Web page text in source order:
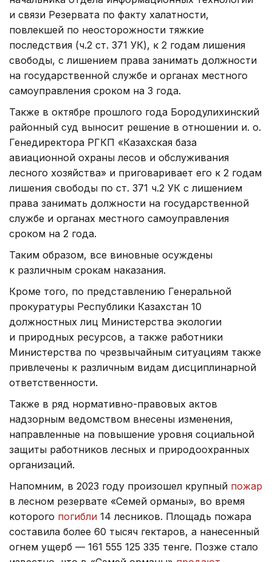
и связи Резервата по факту халатности,
повлекшей по неосторожности тяжкие
последствия (ч.2 ст. 371 УК), к 2 годам лишения
свободы, с лишением права занимать должности
на государственной службе и органах местного
самоуправления сроком на 3 года.
Также в октябре прошлого года Бородулихинский
районный суд выносит решение в отношении и. о.
Генедиректора РГКП «Казахская база
авиационной охраны лесов и обслуживания
лесного хозяйства» и приговаривает его к 2 годам
лишения свободы по ст. 371 ч.2 УК с лишением
права занимать должности на государственной
службе и органах местного самоуправления
сроком на 2 года.
Таким образом, все виновные осуждены
к различным срокам наказания.
Кроме того, по представлению Генеральной
прокуратуры Республики Казахстан 10
должностных лиц Министерства экологии
и природных ресурсов, а также работники
Министерства по чрезвычайным ситуациям также
привлечены к различным видам дисциплинарной
ответственности.
Также в ряд нормативно-правовых актов
надзорным ведомством внесены изменения,
направленные на повышение уровня социальной
защиты работников лесных и природоохранных
организаций.
Напомним, в 2023 году произошел крупный пожар
в лесном резервате «Семей орманы», во время
которого погибли 14 лесников. Площадь пожара
составила более 60 тысяч гектаров, а нанесенный
огнем ущерб — 161 555 125 335 тенге. Позже стало